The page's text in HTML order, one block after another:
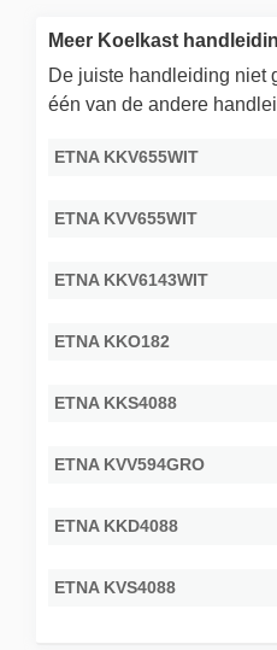
Meer Koelkast
De juiste handleiding niet
één van de andere
ETNA KKV655WIT
ETNA KVV655WIT
ETNA KKV6143WIT
ETNA KKO182
ETNA KKS4088
ETNA KVV594GRO
ETNA KKD4088
ETNA KVS4088